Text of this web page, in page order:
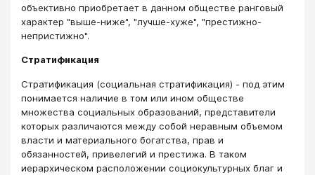
объективно приобретает в данном обществе ранговый
характер "выше-ниже", "лучше-хуже", "престижно-
непристижно".
Стратификация
Стратификация (социальная стратификация) - под этим
понимается наличие в том или ином обществе
множества социальных образований, представители
которых различаются между собой неравным объемом
власти и материального богатства, прав и
обязанностей, привелегий и престижа. В таком
иерархическом расположении социокультурных благ и